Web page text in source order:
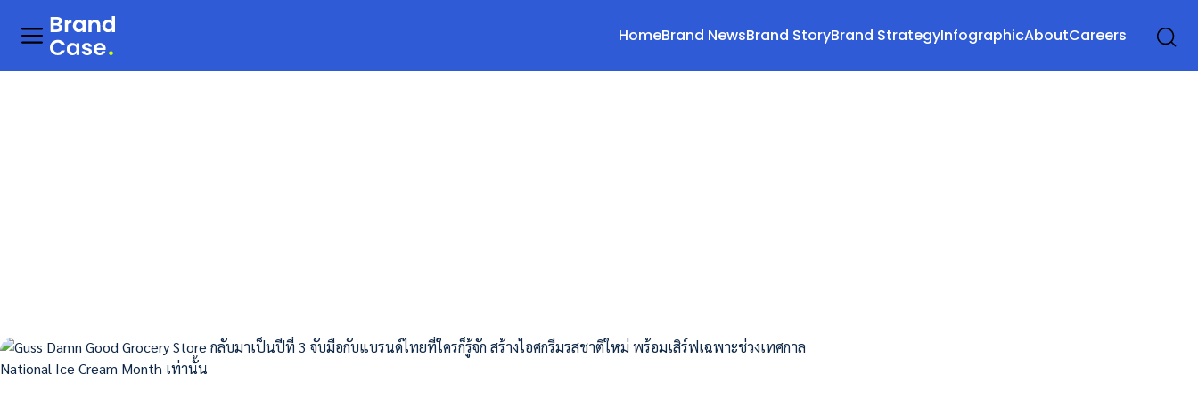
HomeBrand NewsBrand StoryBrand StrategyInfographicAboutCareers